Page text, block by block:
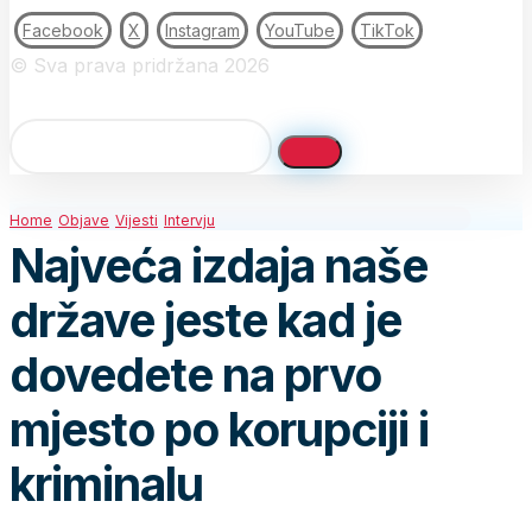
Facebook X Instagram YouTube TikTok
© Sva prava pridržana 2026
Home Objave Vijesti Intervju
Najveća izdaja naše
države jeste kad je
dovedete na prvo
mjesto po korupciji i
kriminalu